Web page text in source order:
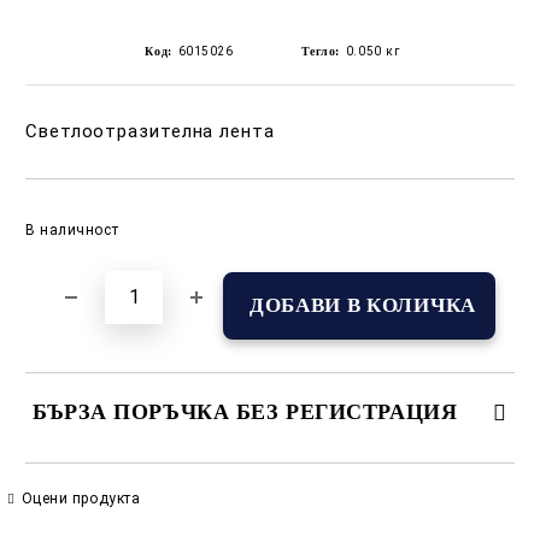
Код: 6015026 Тегло: 0.050 кг
Светлоотразителна лента
В наличност
БЪРЗА ПОРЪЧКА БЕЗ РЕГИСТРАЦИЯ
Оцени продукта